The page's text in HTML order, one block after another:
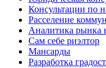
Консультации по
Расселение
Аналитика рынка
Сам себе риэлтор
Мансарды
Разработка